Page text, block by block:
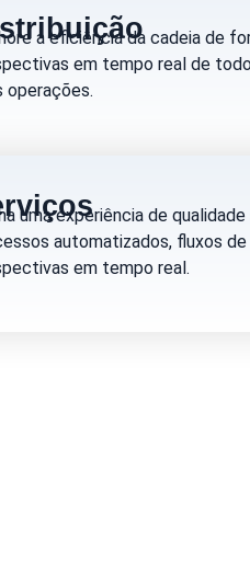
a eficiência da cadeia de
em tempo real de
operações.
uma experiência de
automatizados, fluxos
em tempo real.